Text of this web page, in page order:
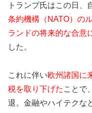
トランプ氏はこの日、
条約機構（NATO）の
ランドの将来的な合意
した。
これに伴い欧州諸国に
税を取り下げた ことで
退。金融やハイテクな